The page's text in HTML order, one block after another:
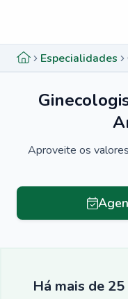
Especialidades
Aproveite os
Há mais de